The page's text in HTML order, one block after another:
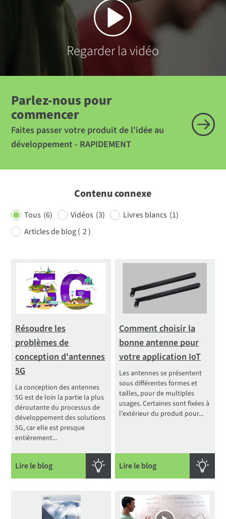
Regarder la vidéo
Parlez-nous pour
commencer
Faites passer votre produit de l'idée au
développement - RAPIDEMENT
Contenu connexe
Tous (6) Vidéos (3) Livres blancs (1)
Articles de blog ( 2 )
Résoudre les
problèmes de
conception d'antennes
5G
La conception des antennes
5G est de loin la partie la plus
déroutante du processus de
développement des solutions
5G, car elle est presque
entièrement...
Lire le blog
Comment choisir la
bonne antenne pour
votre application IoT
Les antennes se présentent
sous différentes formes et
tailles, pour de multiples
usages. Certaines sont fixées à
l'extérieur du produit pour...
Lire le blog